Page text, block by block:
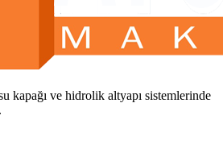
kapağı ve hidrolik altyapı sistemlerinde